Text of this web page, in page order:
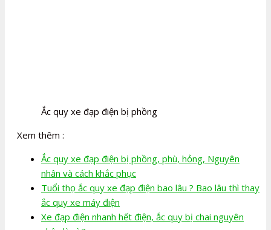
Ắc quy xe đạp điện bị phồng
Xem thêm :
Ắc quy xe đạp điện bị phồng, phù, hỏng, Nguyên
nhân và cách khắc phục
Tuổi thọ ắc quy xe đạp điện bao lâu ? Bao lâu thì thay
ắc quy xe máy điện
Xe đạp điện nhanh hết điện, ắc quy bị chai nguyên